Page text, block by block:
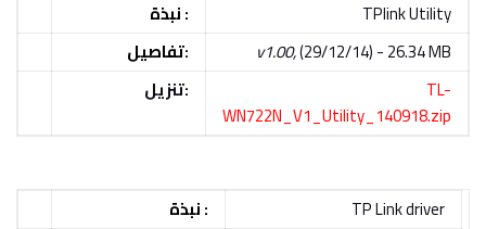
:
TPlink Utility
تفاصيل: v1.00,(29/12/14) - 26.34 MB
تنزيل:
TL-
WN722N_V1_Utility_140918.zip
:
TP Link driver